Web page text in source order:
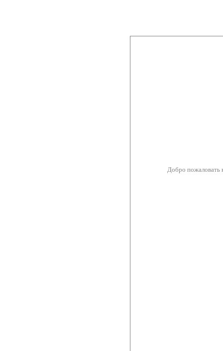
Добро пожаловать